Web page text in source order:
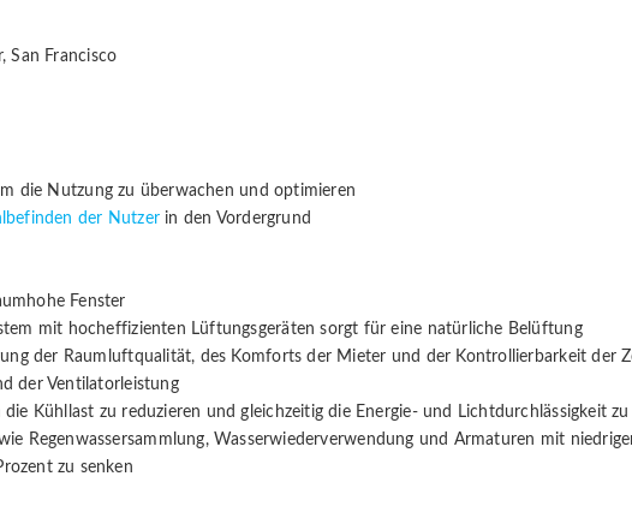
die Nutzung zu überwachen und optimieren
der Nutzerin den Vordergrund
Fenster
mit hocheffizienten Lüftungsgeräten sorgt für eine natürliche Belüftung
der Raumluftqualität, des Komforts der Mieter und der Kontrollierbarkeit der
der Ventilatorleistung
Kühllast zu reduzieren und gleichzeitig die Energie- und Lichtdurchlässigkeit
Regenwassersammlung, Wasserwiederverwendung und Armaturen mit
zu senken